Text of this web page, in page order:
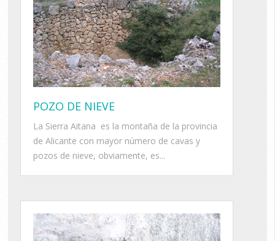
POZO DE NIEVE
La Sierra Aitana es la montaña de la provincia
de Alicante con mayor número de cavas y
pozos de nieve, obviamente, es...